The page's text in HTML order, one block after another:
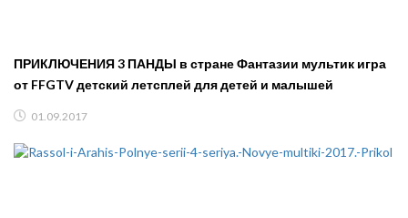
ПРИКЛЮЧЕНИЯ 3 ПАНДЫ в стране Фантазии мультик игра
от FFGTV детский летсплей для детей и малышей
01.09.2017